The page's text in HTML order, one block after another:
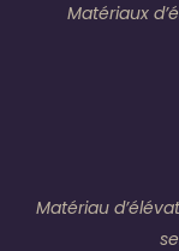
Matériaux
Matériau